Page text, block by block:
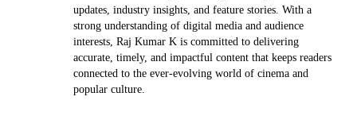
updates, industry insights, and feature stories. With a
strong understanding of digital media and audience
interests, Raj Kumar K is committed to delivering
accurate, timely, and impactful content that keeps readers
connected to the ever-evolving world of cinema and
popular culture.